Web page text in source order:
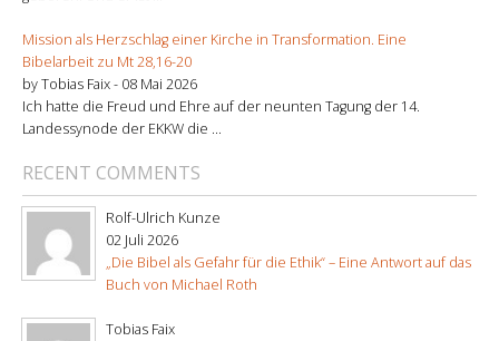
Mission als Herzschlag einer Kirche in Transformation. Eine
Bibelarbeit zu Mt 28,16-20
by Tobias Faix - 08 Mai 2026
Ich hatte die Freud und Ehre auf der neunten Tagung der 14.
Landessynode der EKKW die ...
RECENT COMMENTS
Rolf-Ulrich Kunze
02 Juli 2026
„Die Bibel als Gefahr für die Ethik“ – Eine Antwort auf das
Buch von Michael Roth
Tobias Faix